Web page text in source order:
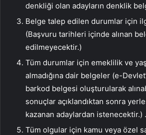
denkliği olan adayların denklik
Belge talep edilen durumlar için
(Başvuru tarihleri ​​içinde alınan
edilmeyecektir.)
Tüm durumlar için emeklilik ve
almadığına dair belgeler (e-
barkod belgesi oluşturularak
sonuçlar açıklandıktan sonra
kazanan adaylardan istenecektir.)
Tüm olgular için kamu veya özel